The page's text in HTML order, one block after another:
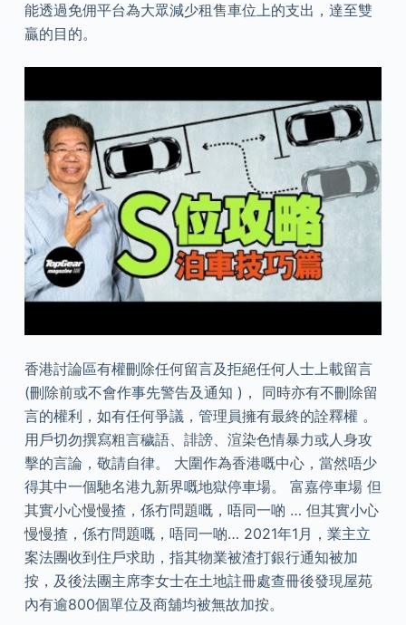
能透過免佣平台為大眾減少租售車位上的支出，達至雙
贏的目的。
香港討論區有權刪除任何留言及拒絕任何人士上載留言
(刪除前或不會作事先警告及通知 )， 同時亦有不刪除留
言的權利，如有任何爭議，管理員擁有最終的詮釋權 。
用戶切勿撰寫粗言穢語、誹謗、渲染色情暴力或人身攻
擊的言論，敬請自律。 大圍作為香港嘅中心，當然唔少
得其中一個馳名港九新界嘅地獄停車場。 富嘉停車場 但
其實小心慢慢揸，係冇問題嘅，唔同一啲 … 但其實小心
慢慢揸，係冇問題嘅，唔同一啲… 2021年1月，業主立
案法團收到住戶求助，指其物業被渣打銀行通知被加
按，及後法團主席李女士在土地註冊處查冊後發現屋苑
內有逾800個單位及商舖均被無故加按。